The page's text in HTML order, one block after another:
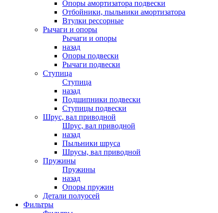
Опоры амортизатора подвески
Отбойники, пыльники амортизатора
Втулки рессорные
Рычаги и опоры
Рычаги и опоры
назад
Опоры подвески
Рычаги подвески
Ступица
Ступица
назад
Подшипники подвески
Ступицы подвески
Шрус, вал приводной
Шрус, вал приводной
назад
Пыльники шруса
Шрусы, вал приводной
Пружины
Пружины
назад
Опоры пружин
Детали полуосей
Фильтры